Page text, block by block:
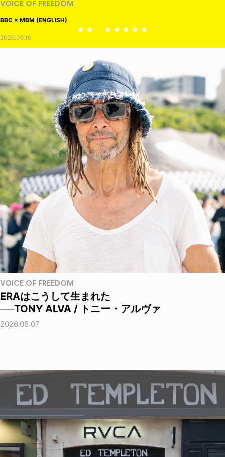
VOICE OF FREEDOM
BBC × MBM (ENGLISH)
2026.08.10
VOICE OF FREEDOM
ERAはこうして生まれた
──TONY ALVA / トニー・アルヴァ
2026.08.07